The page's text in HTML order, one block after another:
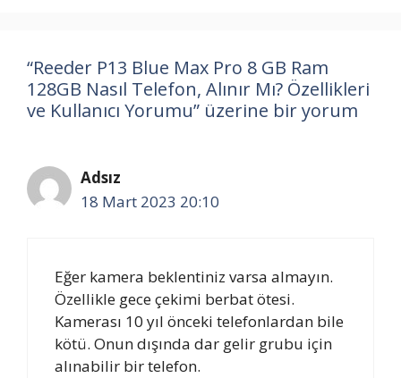
“Reeder P13 Blue Max Pro 8 GB Ram
128GB Nasıl Telefon, Alınır Mı? Özellikleri
ve Kullanıcı Yorumu” üzerine bir yorum
Adsız
18 Mart 2023 20:10
Eğer kamera beklentiniz varsa almayın.
Özellikle gece çekimi berbat ötesi.
Kamerası 10 yıl önceki telefonlardan bile
kötü. Onun dışında dar gelir grubu için
alınabilir bir telefon.